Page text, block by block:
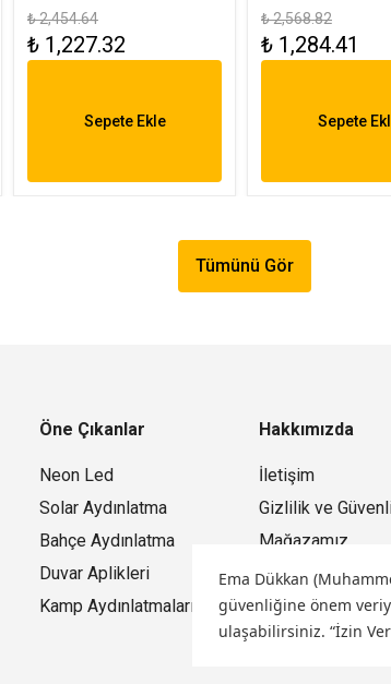
Ema Dükkan
güvenliğine önem
ulaşabilirsiniz. “İzin
Saplama 30W
Amber FL-3121
₺ 2,454.64
₺ 1,227.32
Sepete Ekle
Armatürü
FL-3121 R
₺ 2,568.82
₺ 1,284.41
Sepete
Tümünü Gör
Öne Çıkanlar
Neon Led
Solar Aydınlatma
Bahçe Aydınlatma
Duvar Aplikleri
Kamp Aydınlatmaları
Hakkımızda
İletişim
Gizlilik ve
Mağazamız